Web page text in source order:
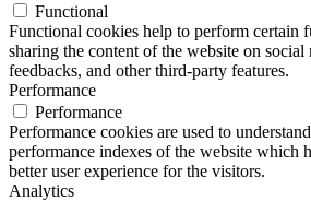
Functional
Functional cookies help to perform certain
sharing the content of the website on
feedbacks, and other third-party features.
Performance
Performance
Performance cookies are used to
performance indexes of the website which
better user experience for the visitors.
Analytics